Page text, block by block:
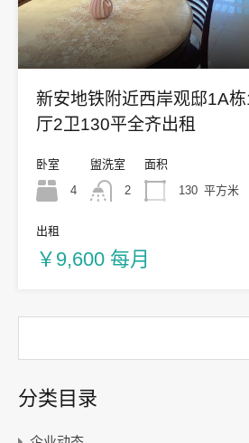
新安地铁附近西岸观邸1A
厅2卫130平全齐出租
卧室
4
盥洗室
2
面积
130 平方米
出租
￥9,600 每月
分类目录